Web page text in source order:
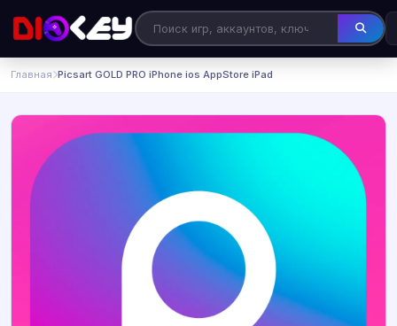
Главная Picsart GOLD PRO iPhone ios AppStore iPad